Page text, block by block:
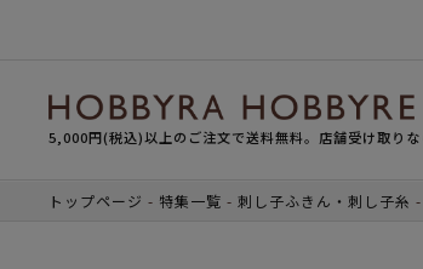
5,000円(税込)以上のご注文で送料無料。店舗受け取りな
トップページ 特集一覧 刺し子ふきん・刺し子糸